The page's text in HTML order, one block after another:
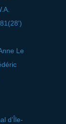
Le
d’Île-